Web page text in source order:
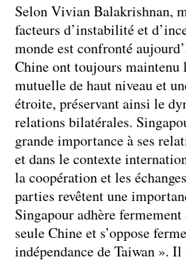
Selon Vivian Balakrishnan,
facteurs d’instabilité et
monde est confronté
Chine ont toujours maintenu
mutuelle de haut niveau et
étroite, préservant ainsi le
relations bilatérales.
grande importance à ses
et dans le contexte
la coopération et les
parties revêtent une
Singapour adhère
seule Chine et s’oppose
indépendance de Taiwan ». Il